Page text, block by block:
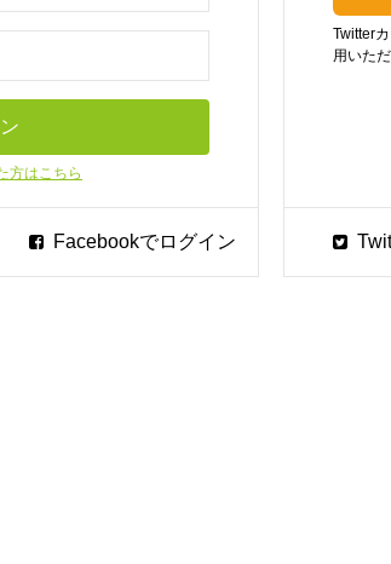
方はこちら
Twitter
用いただ